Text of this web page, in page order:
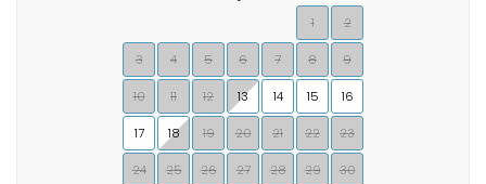
1
2
3 4 5 6 7 8 9
10 11 12 13 14 15 16
17 18 19 20 21 22 23
24 25 26 27 28 29 30